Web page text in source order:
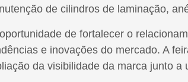
de cilindros de laminação,
de fortalecer o
e inovações do mercado. A
da visibilidade da marca junto